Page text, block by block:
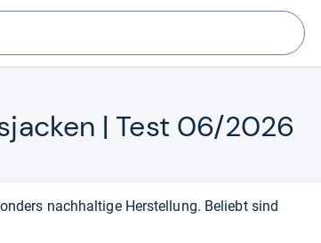
Suchen
| Test 06/2026
nachhaltige Herstellung. Beliebt sind